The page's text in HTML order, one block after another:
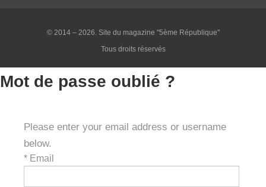
© 2014 – 2026. Site du magazine "5ème République"
Tous droits réservés
Mot de passe oublié ?
Please enter your email address or username
below.
* Email